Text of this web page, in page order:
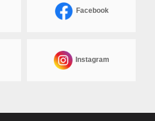
Facebook
Instagram